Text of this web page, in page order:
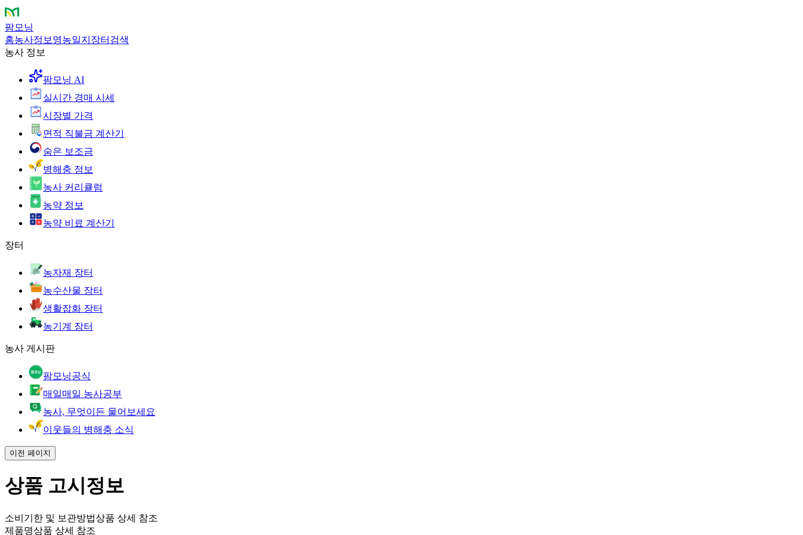
팜모닝
홈농사정보 영농일지 장터 검색
농사 정보
팜모닝 AI
실시간 경매 시세
시장별 가격
면적 직불금 계산기
숨은 보조금
병해충 정보
농사 커리큘럼
농약 정보
농약 비료 계산기
장터
농자재 장터
농수산물 장터
생활잡화 장터
농기계 장터
농사 게시판
팜모닝공식
매일매일 농사공부
농사, 무엇이든 물어보세요
이웃들의 병해충 소식
이전 페이지
상품 고시정보
소비기한 및 보관방법상품 상세 참조
제품명상품 상세 참조